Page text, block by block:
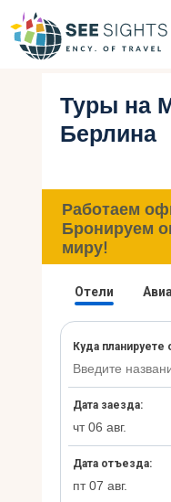
Поиск туров
Горящие туры
Типы Туров
Страны
Инфо
Блог
Контакты
Туры на
Берлина
Работаем
Бронируем
миру!